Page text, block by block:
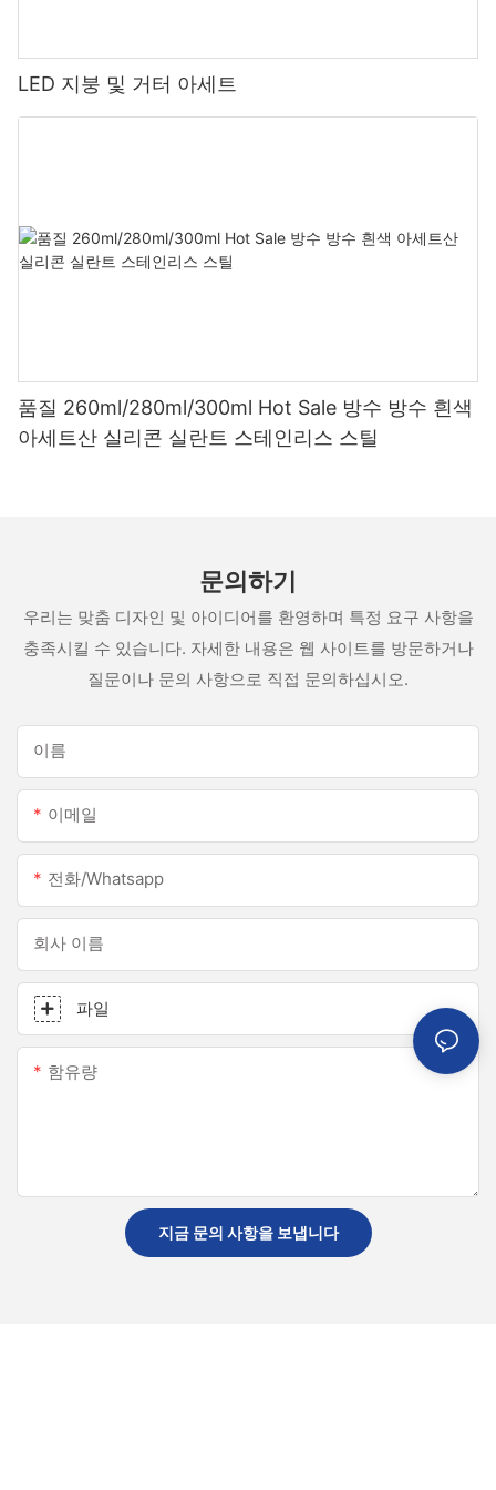
LED 지붕 및 거터 아세트
품질 260ml/280ml/300ml Hot Sale 방수 방수 흰색
아세트산 실리콘 실란트 스테인리스 스틸
문의하기
우리는 맞춤 디자인 및 아이디어를 환영하며 특정 요구 사항을
충족시킬 수 있습니다. 자세한 내용은 웹 사이트를 방문하거나
질문이나 문의 사항으로 직접 문의하십시오.
이름
이메일
전화/whatsapp
회사 이름
파일
함유량
지금 문의 사항을 보냅니다